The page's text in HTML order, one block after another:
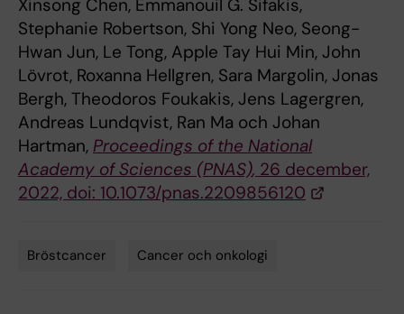
Xinsong Chen, Emmanouil G. Sifakis,
Stephanie Robertson, Shi Yong Neo, Seong-
Hwan Jun, Le Tong, Apple Tay Hui Min, John
Lövrot, Roxanna Hellgren, Sara Margolin, Jonas
Bergh, Theodoros Foukakis, Jens Lagergren,
Andreas Lundqvist, Ran Ma och Johan
Hartman, Proceedings of the National
Academy of Sciences (PNAS), 26 december,
2022, doi: 10.1073/pnas.2209856120
Bröstcancer Cancer och onkologi